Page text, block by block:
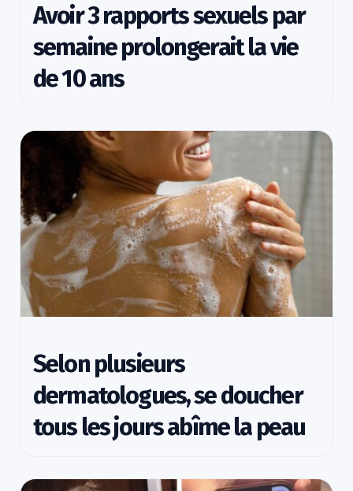
Avoir 3 rapports sexuels par
semaine prolongerait la vie
de 10 ans
Selon plusieurs
dermatologues, se doucher
tous les jours abîme la peau